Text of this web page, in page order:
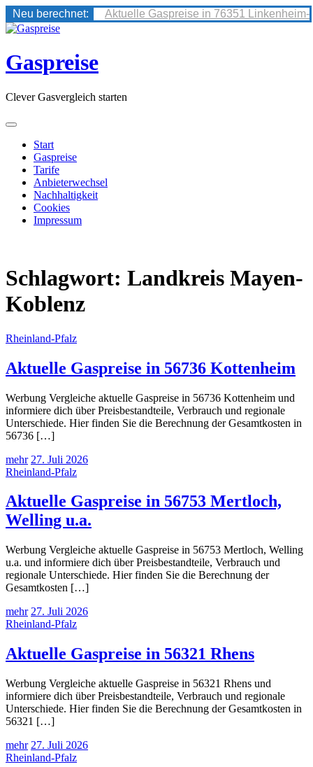
Neu berechnet:
Aktuelle Gaspreise in 76351 Linkenheim-
Skip
content
Gaspreise
Clever Gasvergleich starten
Start
Gaspreise
Tarife
Anbieterwechsel
Nachhaltigkeit
Cookies
Impressum
Schlagwort: Landkreis Mayen-
Koblenz
Rheinland-Pfalz
Aktuelle Gaspreise in 56736 Kottenheim
Werbung Vergleiche aktuelle Gaspreise in 56736 Kottenheim und
informiere dich über Preisbestandteile, Verbrauch und regionale
Unterschiede. Hier finden Sie die Berechnung der Gesamtkosten in
56736 […]
mehr 27. Juli 2026
Rheinland-Pfalz
Aktuelle Gaspreise in 56753 Mertloch,
Welling u.a.
Werbung Vergleiche aktuelle Gaspreise in 56753 Mertloch, Welling
u.a. und informiere dich über Preisbestandteile, Verbrauch und
regionale Unterschiede. Hier finden Sie die Berechnung der
Gesamtkosten […]
mehr 27. Juli 2026
Rheinland-Pfalz
Aktuelle Gaspreise in 56321 Rhens
Werbung Vergleiche aktuelle Gaspreise in 56321 Rhens und
informiere dich über Preisbestandteile, Verbrauch und regionale
Unterschiede. Hier finden Sie die Berechnung der Gesamtkosten in
56321 […]
mehr 27. Juli 2026
Rheinland-Pfalz